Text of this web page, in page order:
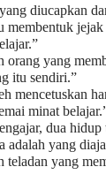
diucapkan
membentuk
orang yang
itu sendiri.”
mencetuskan
minat
dua
adalah yang
teladan yang